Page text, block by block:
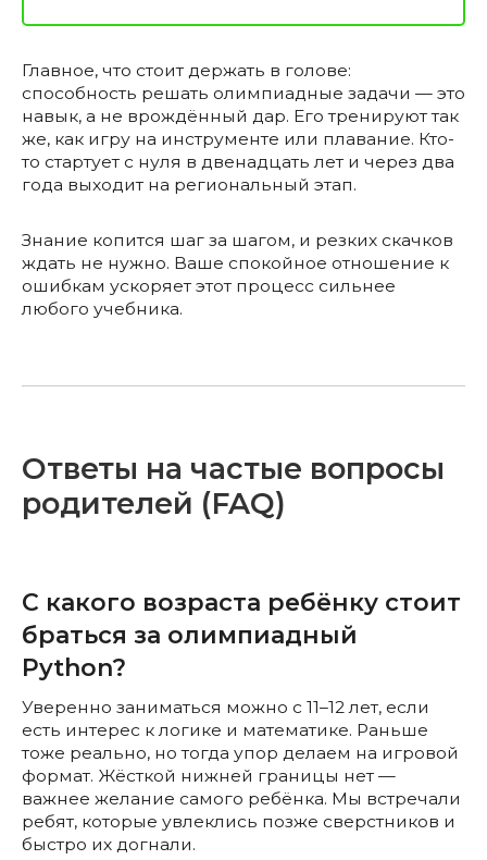
Главное, что стоит держать в голове:
способность решать олимпиадные задачи — это
навык, а не врождённый дар. Его тренируют так
же, как игру на инструменте или плавание. Кто-
то стартует с нуля в двенадцать лет и через два
года выходит на региональный этап.
Знание копится шаг за шагом, и резких скачков
ждать не нужно. Ваше спокойное отношение к
ошибкам ускоряет этот процесс сильнее
любого учебника.
Ответы на частые вопросы
родителей (FAQ)
С какого возраста ребёнку стоит
браться за олимпиадный
Python?
Уверенно заниматься можно с 11–12 лет, если
есть интерес к логике и математике. Раньше
тоже реально, но тогда упор делаем на игровой
формат. Жёсткой нижней границы нет —
важнее желание самого ребёнка. Мы встречали
ребят, которые увлеклись позже сверстников и
быстро их догнали.